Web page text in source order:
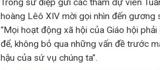
hoàng Lêô XIV mời gọi nhìn đến gương
“Mọi hoạt động xã hội của Giáo hội
để, không bỏ qua những vấn đề trước
hậu của sứ vụ chúng ta”.